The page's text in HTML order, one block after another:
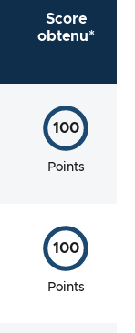
Score
obtenu*
100
Points
100
Points